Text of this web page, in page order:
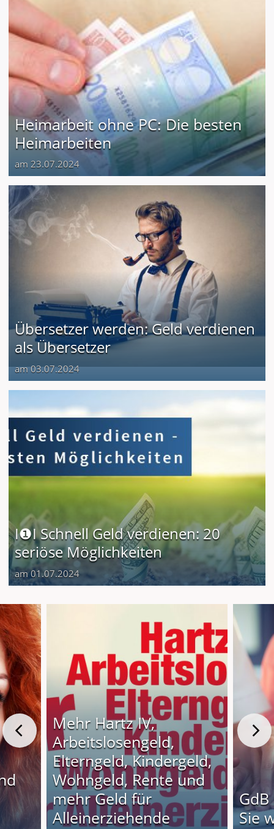
Heimarbeit ohne PC: Die besten
Heimarbeiten
am 23.07.2024
Übersetzer werden: Geld verdienen
als Übersetzer
am 03.07.2024
I❶I Schnell Geld verdienen: 20
seriöse Möglichkeiten
am 01.07.2024
Mehr Hartz IV,
Arbeitslosengeld,
Elterngeld, Kindergeld,
Wohngeld, Rente und
mehr Geld für
Alleinerziehende
Sie